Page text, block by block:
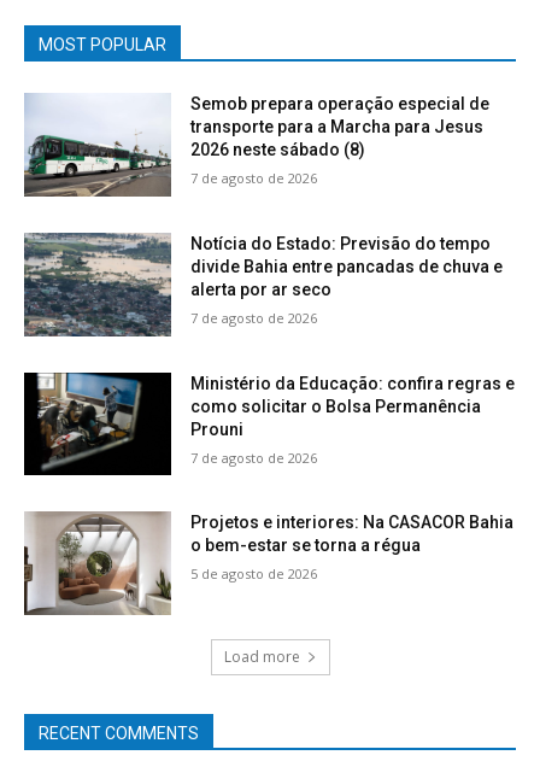
MOST POPULAR
Semob prepara operação especial de
transporte para a Marcha para Jesus
2026 neste sábado (8)
7 de agosto de 2026
Notícia do Estado: Previsão do tempo
divide Bahia entre pancadas de chuva e
alerta por ar seco
7 de agosto de 2026
Ministério da Educação: confira regras e
como solicitar o Bolsa Permanência
Prouni
7 de agosto de 2026
Projetos e interiores: Na CASACOR Bahia
o bem-estar se torna a régua
5 de agosto de 2026
Load more
RECENT COMMENTS